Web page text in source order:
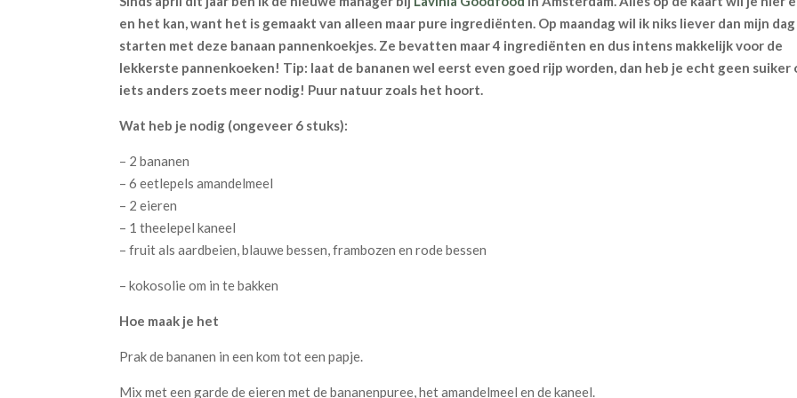
en het kan, want het is gemaakt van alleen maar pure ingrediënten. Op maandag wil ik niks liever dan mijn dag
starten met deze banaan pannenkoekjes. Ze bevatten maar 4 ingrediënten en dus intens makkelijk voor de
lekkerste pannenkoeken! Tip: laat de bananen wel eerst even goed rijp worden, dan heb je echt geen suiker
iets anders zoets meer nodig! Puur natuur zoals het hoort.
Wat heb je nodig (ongeveer 6 stuks):
– 2 bananen
– 6 eetlepels amandelmeel
– 2 eieren
– 1 theelepel kaneel
– fruit als aardbeien, blauwe bessen, frambozen en rode bessen
– kokosolie om in te bakken
Hoe maak je het
Prak de bananen in een kom tot een papje.
Mix met een garde de eieren met de bananenpuree, het amandelmeel en de kaneel.